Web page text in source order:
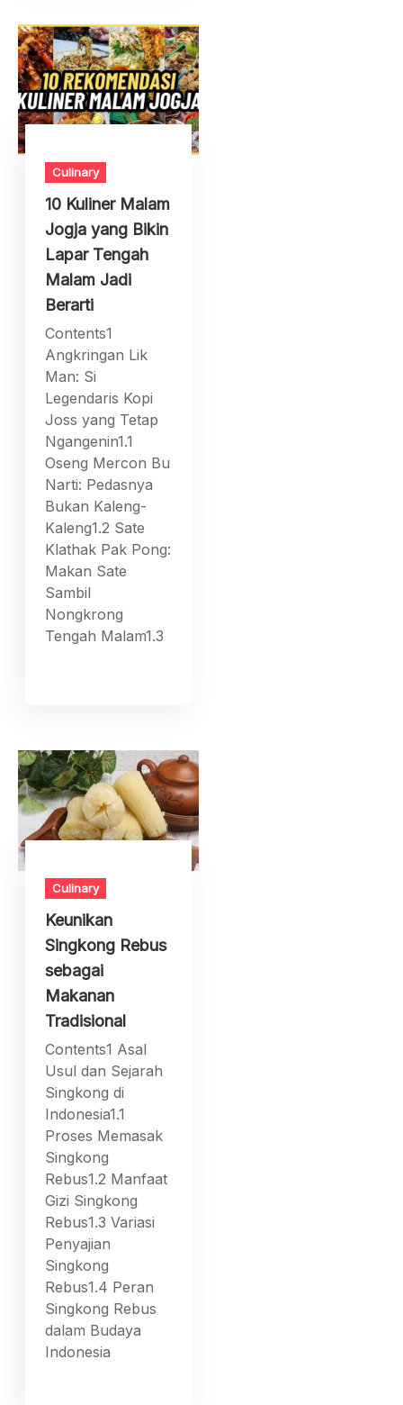
Culinary
10 Kuliner Malam
Jogja yang Bikin
Lapar Tengah
Malam Jadi
Berarti
Contents1
Angkringan Lik
Man: Si
Legendaris Kopi
Joss yang Tetap
Ngangenin1.1
Oseng Mercon Bu
Narti: Pedasnya
Bukan Kaleng-
Kaleng1.2 Sate
Klathak Pak Pong:
Makan Sate
Sambil
Nongkrong
Tengah Malam1.3
Culinary
Keunikan
Singkong Rebus
sebagai
Makanan
Tradisional
Contents1 Asal
Usul dan Sejarah
Singkong di
Indonesia1.1
Proses Memasak
Singkong
Rebus1.2 Manfaat
Gizi Singkong
Rebus1.3 Variasi
Penyajian
Singkong
Rebus1.4 Peran
Singkong Rebus
dalam Budaya
Indonesia